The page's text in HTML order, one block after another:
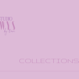
COLLECTIONS